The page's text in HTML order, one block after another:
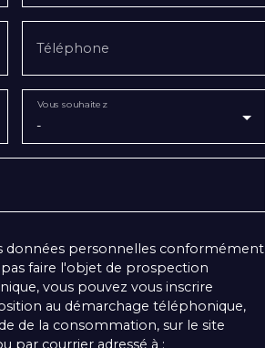
Téléphone
-
Vous souhaitez
données personnelles conformément
pas faire l'objet de prospection
vous pouvez vous inscrire
au démarchage téléphonique,
de la consommation, sur le site